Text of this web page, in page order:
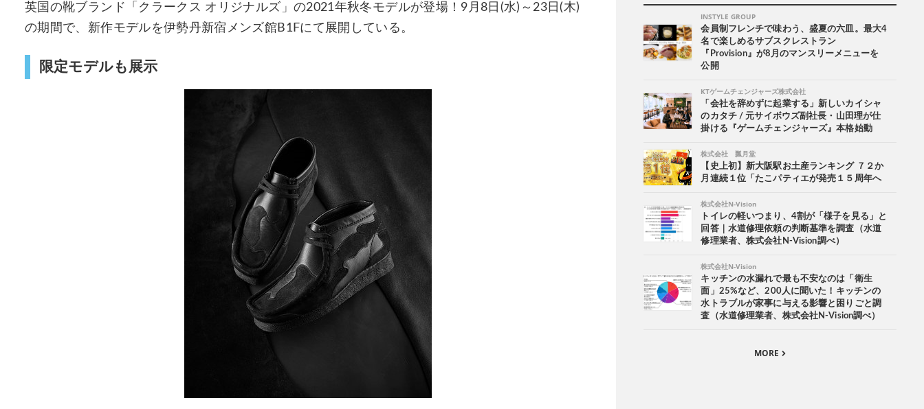
英国の靴ブランド「クラークス オリジナルズ」の2021年秋冬モデルが登場！9月8日(水)～23日(木)
の期間で、新作モデルを伊勢丹新宿メンズ館B1Fにて展開している。
限定モデルも展示
INSTYLE GROUP
会員制フレンチで味わう、盛夏の六皿。最大4
名で楽しめるサブスクレストラン
『Provision』が8月のマンスリーメニューを
公開
KTゲームチェンジャーズ株式会社
「会社を辞めずに起業する」新しいカイシャ
のカタチ / 元サイボウズ副社長・山田理が仕
掛ける『ゲームチェンジャーズ』本格始動
株式会社 瓢月堂
【史上初】新大阪駅お土産ランキング ７２か
月連続１位「たこパティエが発売１５周年へ
株式会社N-Vision
トイレの軽いつまり、4割が「様子を見る」と
回答｜水道修理依頼の判断基準を調査（水道
修理業者、株式会社N-Vision調べ）
株式会社N-Vision
キッチンの水漏れで最も不安なのは「衛生
面」25%など、200人に聞いた！キッチンの
水トラブルが家事に与える影響と困りごと調
査（水道修理業者、株式会社N-Vision調べ）
MORE